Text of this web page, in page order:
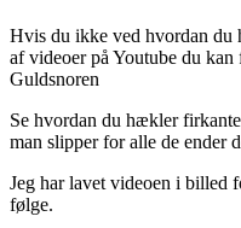
Hvis du ikke ved hvordan du
af videoer på Youtube du
Guldsnoren
Se hvordan du hækler
man slipper for alle de ender
Jeg har lavet videoen i billed
følge.